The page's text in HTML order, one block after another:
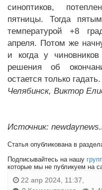
синоптиков,
пятницы. Тогда
температурой +8
апреля. Потом же
и когда у
решения об
остается только гадать.
Челябинск, Виктор
Источник:
Статья опубликована в
Подписывайтесь на нашу
которые мы не публикуем на
22 апр 2024, 11:37,